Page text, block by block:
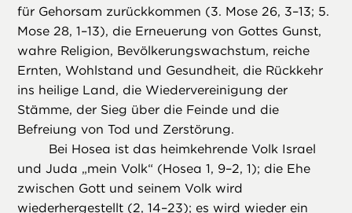
für Gehorsam zurückkommen (3. Mose 26, 3–13; 5.
Mose 28, 1–13), die Erneuerung von Gottes Gunst,
wahre Religion, Bevölkerungswachstum, reiche
Ernten, Wohlstand und Gesundheit, die Rückkehr
ins heilige Land, die Wiedervereinigung der
Stämme, der Sieg über die Feinde und die
Befreiung von Tod und Zerstörung.
Bei Hosea ist das heimkehrende Volk Israel
und Juda „mein Volk“ (Hosea 1, 9–2, 1); die Ehe
zwischen Gott und seinem Volk wird
wiederhergestellt (2, 14–23); es wird wieder ein